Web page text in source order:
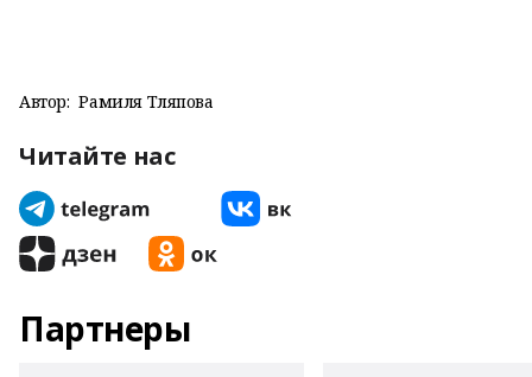
Автор: Рамиля Тляпова
Читайте нас
Партнеры